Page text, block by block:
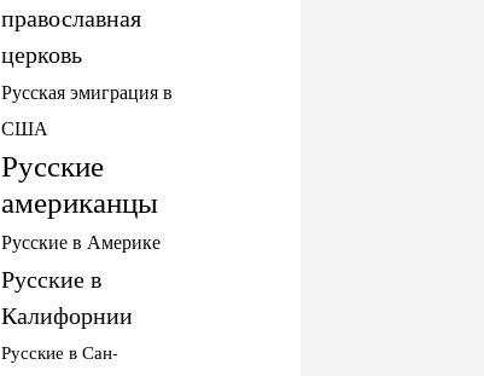
православная
церковь
Русская эмиграция в
США
Русские
американцы
Русские в Америке
Русские в
Калифорнии
Русские в Сан-